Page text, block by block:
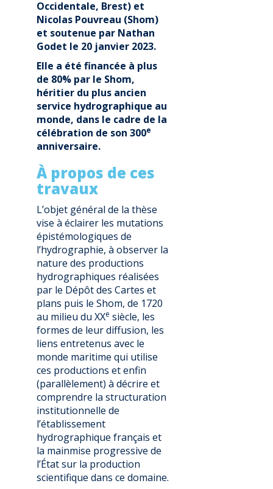
Occidentale, Brest) et
Nicolas Pouvreau (Shom)
et soutenue par Nathan
Godet le 20 janvier 2023.
Elle a été financée à plus
de 80% par le Shom,
héritier du plus ancien
service hydrographique au
monde, dans le cadre de la
célébration de son 300e
anniversaire.
À propos de ces
travaux
L’objet général de la thèse
vise à éclairer les mutations
épistémologiques de
l’hydrographie, à observer la
nature des productions
hydrographiques réalisées
par le Dépôt des Cartes et
plans puis le Shom, de 1720
au milieu du XXe siècle, les
formes de leur diffusion, les
liens entretenus avec le
monde maritime qui utilise
ces productions et enfin
(parallèlement) à décrire et
comprendre la structuration
institutionnelle de
l’établissement
hydrographique français et
la mainmise progressive de
l’État sur la production
scientifique dans ce domaine.